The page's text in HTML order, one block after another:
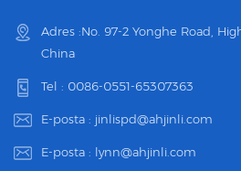
Adres :No. 97-2 Yonghe Road,
China
Tel : 0086-0551-65307363
E-posta : jinlispd@ahjinli.com
E-posta : lynn@ahjinli.com